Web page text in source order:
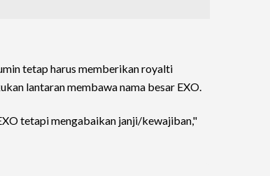
tetap harus memberikan royalti
lantaran membawa nama besar EXO.
tetapi mengabaikan janji/kewajiban,"